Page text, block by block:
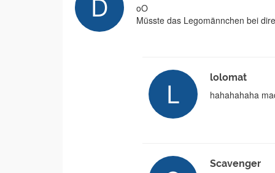
oO
Müsste das Legomännchen bei
lolomat
hahahahaha
Scavenger